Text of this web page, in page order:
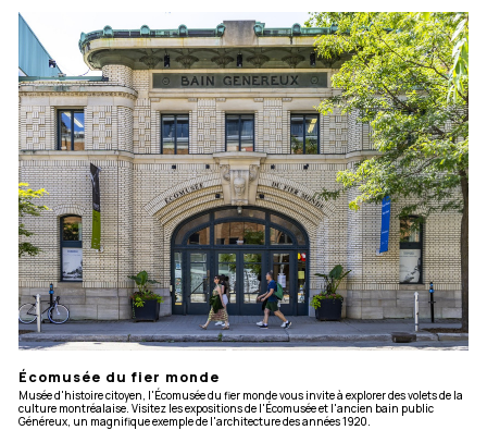
Écomusée du fier monde
Musée d'histoire citoyen, l'Écomusée du fier monde vous invite à explorer des volets de la
culture montréalaise. Visitez les expositions de l'Écomusée et l'ancien bain public
Généreux, un magnifique exemple de l'architecture des années 1920.